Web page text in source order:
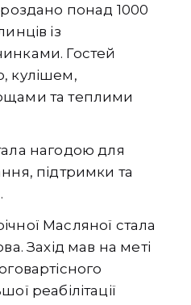
понад 1000
із
Гостей
кулішем,
та теплими
нагодою для
підтримки та
Масляної стала
Захід мав на меті
реабілітації